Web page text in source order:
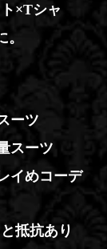
×Tシャ
ーツ
スーツ
イめコーデ
抵抗あり